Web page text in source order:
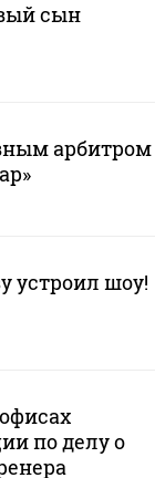
сын
арбитром
устроил шоу!
по делу о